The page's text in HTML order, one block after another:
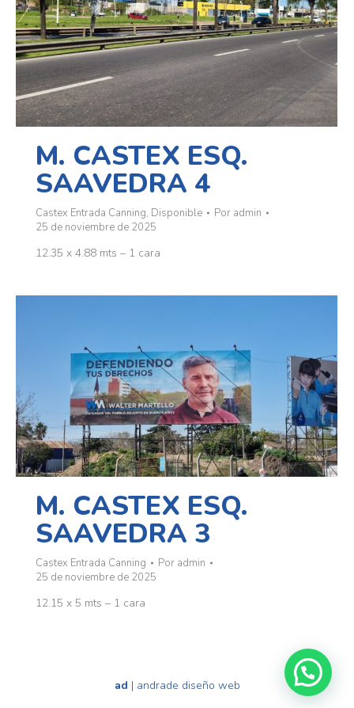
M. CASTEX ESQ.
SAAVEDRA 4
Castex Entrada Canning, Disponible Por admin
25 de noviembre de 2025
12.35 x 4.88 mts – 1 cara
M. CASTEX ESQ.
SAAVEDRA 3
Castex Entrada Canning Por admin
25 de noviembre de 2025
12.15 x 5 mts – 1 cara
ad | andrade diseño web